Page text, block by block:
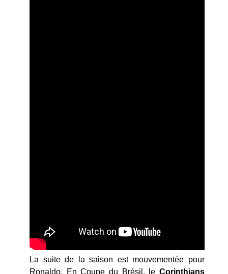
La suite de la saison est mouvementée pour
Ronaldo. En Coupe du Brésil, le Corinthians